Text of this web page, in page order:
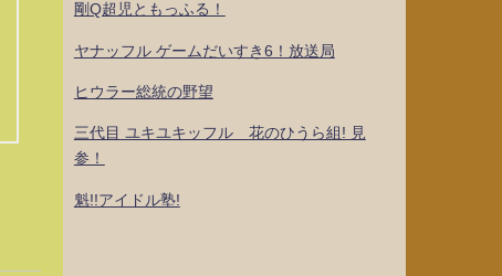
剛Q超児ともっふる！
ヤナッフル ゲームだいすき6！放送局
ヒウラー総統の野望
三代目 ユキユキッフル 花のひうら組! 見
参！
魁!!アイドル塾!